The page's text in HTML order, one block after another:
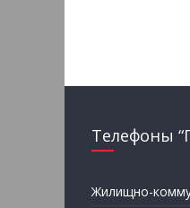
Телефоны
Жилищно-